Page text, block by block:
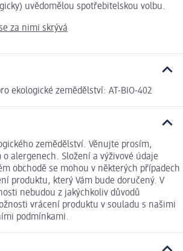
uvědomělou spotřebitelskou volbu.
za nimi skrývá
ekologické zemědělství: AT-BIO-402
zemědělství. Věnujte prosím,
alergenech. Složení a výživové údaje
obchodě se mohou v některých případech
produktu, který Vám bude doručený. V
nebudou z jakýchkoliv důvodů
vrácení produktu v souladu s našimi
podmínkami.